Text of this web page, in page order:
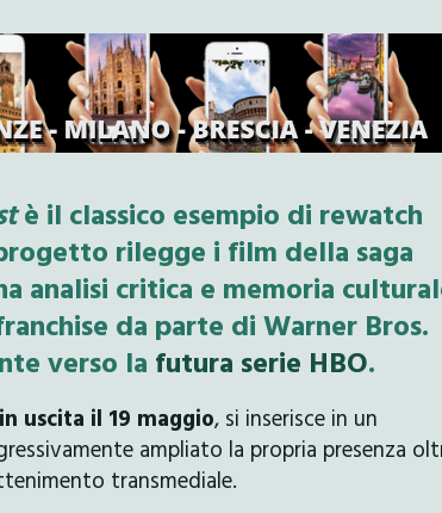
è il classico esempio di rewatch
rilegge i film della saga
analisi critica e memoria
da parte di Warner Bros.
verso la futura serie HBO.
uscita il 19 maggio, si inserisce in un
ampliato la propria presenza
transmediale.